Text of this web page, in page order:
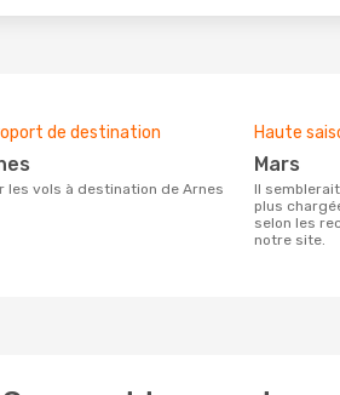
de destination
les vols à destination de Arnes
Haute
mars
Il semblerait que mars soit la période la
plus
selon les
notre site.